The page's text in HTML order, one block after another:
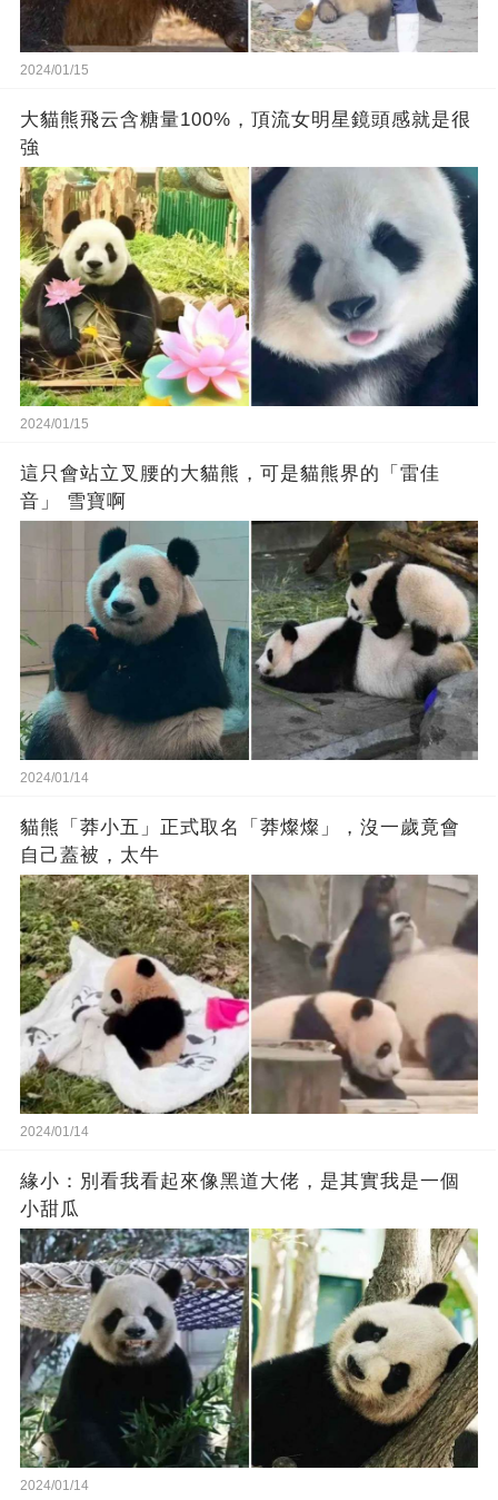
2024/01/15
大貓熊飛云含糖量100%，頂流女明星鏡頭感就是很
強
2024/01/15
這只會站立叉腰的大貓熊，可是貓熊界的「雷佳
音」 雪寶啊
2024/01/14
貓熊「莽小五」正式取名「莽燦燦」，沒一歲竟會
自己蓋被，太牛
2024/01/14
緣小：別看我看起來‬像‬黑道‬大佬‬，是其實我是一個
小甜瓜‬
2024/01/14